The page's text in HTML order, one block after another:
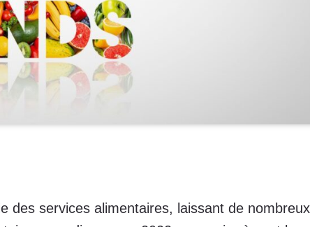
des services alimentaires, laissant de